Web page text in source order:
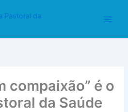
compaixão” é o
da Saúde